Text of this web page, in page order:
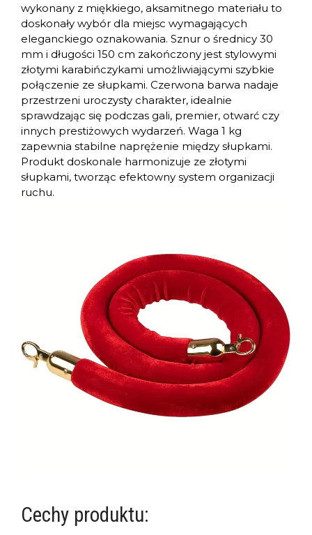
Cechy produktu:
wykonany z miękkiego, aksamitnego materiału to
doskonały wybór dla miejsc wymagających
eleganckiego oznakowania. Sznur o średnicy 30
mm i długości 150 cm zakończony jest stylowymi
złotymi karabińczykami umożliwiającymi szybkie
połączenie ze słupkami. Czerwona barwa nadaje
przestrzeni uroczysty charakter, idealnie
sprawdzając się podczas gali, premier, otwarć czy
innych prestiżowych wydarzeń. Waga 1 kg
zapewnia stabilne naprężenie między słupkami.
Produkt doskonale harmonizuje ze złotymi
słupkami, tworząc efektowny system organizacji
ruchu.